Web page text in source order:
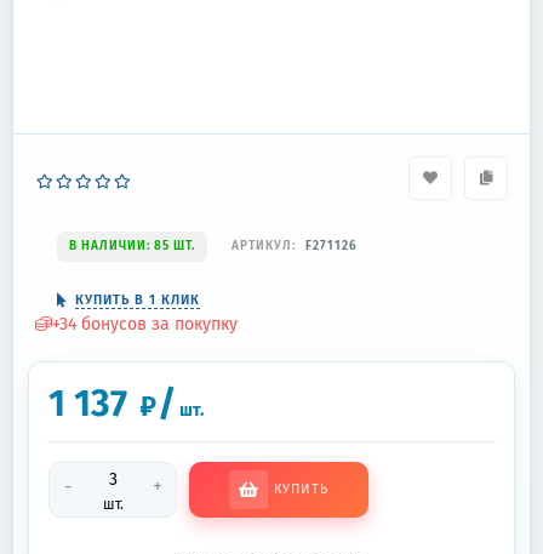
В НАЛИЧИИ: 85 ШТ. АРТИКУЛ: F271126
КУПИТЬ В 1 КЛИК
+34 бонусов за покупку
1 137 ₽/ шт.
-
шт.
+ КУПИТЬ